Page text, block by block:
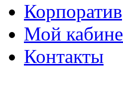
Корпоратив
Мой
Контакты